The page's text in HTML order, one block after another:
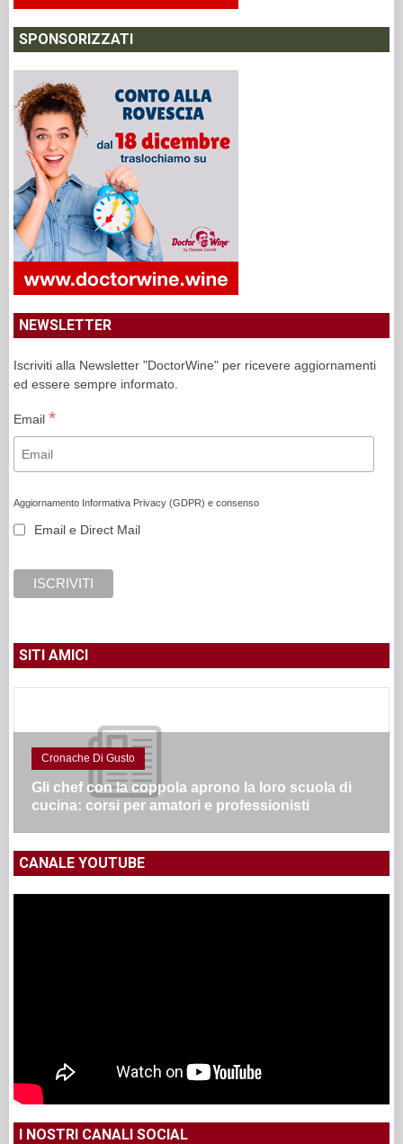
SPONSORIZZATI
NEWSLETTER
Iscriviti alla Newsletter "DoctorWine" per ricevere aggiornamenti
ed essere sempre informato.
Email *
Aggiornamento Informativa Privacy (GDPR) e consenso
Email e Direct Mail
SITI AMICI
Cronache Di Gusto
Gli chef con la coppola aprono la loro scuola di
cucina: corsi per amatori e professionisti
CANALE YOUTUBE
I NOSTRI CANALI SOCIAL